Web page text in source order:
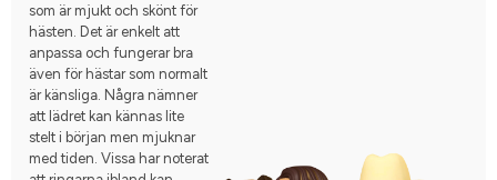
som är mjukt och skönt för
hästen. Det är enkelt att
anpassa och fungerar bra
även för hästar som normalt
är känsliga. Några nämner
att lädret kan kännas lite
stelt i början men mjuknar
med tiden. Vissa har noterat